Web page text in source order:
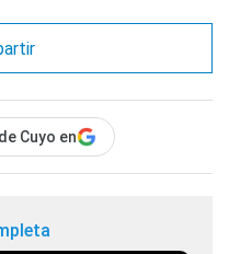
Cuyo en